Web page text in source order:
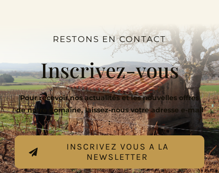
RESTONS EN CONTACT
Inscrivez-vous
Pour recevoir nos actualités et les nouvelles offres
de notre domaine, laissez-nous votre adresse e-mail
:
INSCRIVEZ VOUS A LA
NEWSLETTER